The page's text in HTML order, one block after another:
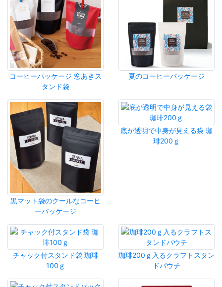
コーヒーパッケージ 窓あきス
タンド袋
夏のコーヒーパッケージ
黒マット袋のクールなコーヒ
ーパッケージ
底が透明で中身が見える袋 珈
琲200ｇ
チャック付スタンド袋 珈琲
100ｇ
珈琲200ｇ入るクラフトスタン
ドパウチ